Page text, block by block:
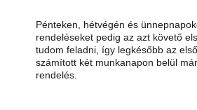
Pénteken, hétvégén és
rendeléseket pedig az azt követő
tudom feladni, így legkésőbb az
számított két munkanapon belül
rendelés.